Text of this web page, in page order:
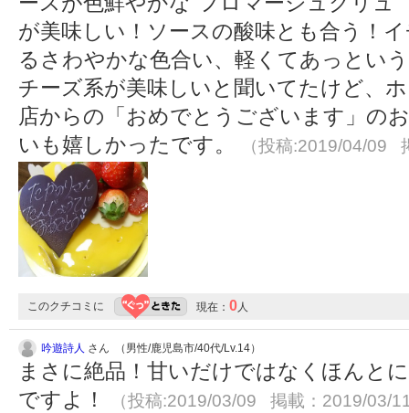
が美味しい！ソースの酸味とも合う！
るさわやかな色合い、軽くてあっとい
チーズ系が美味しいと聞いてたけど、
店からの「おめでとうございます」の
いも嬉しかったです。
（投稿:2019/04/09
このクチコミに 現在： 0人
吟遊詩人 さん （男性/鹿児島市/40代/Lv.14）
まさに絶品！甘いだけではなくほんと
ですよ！
（投稿:2019/03/09 掲載：2019/03/